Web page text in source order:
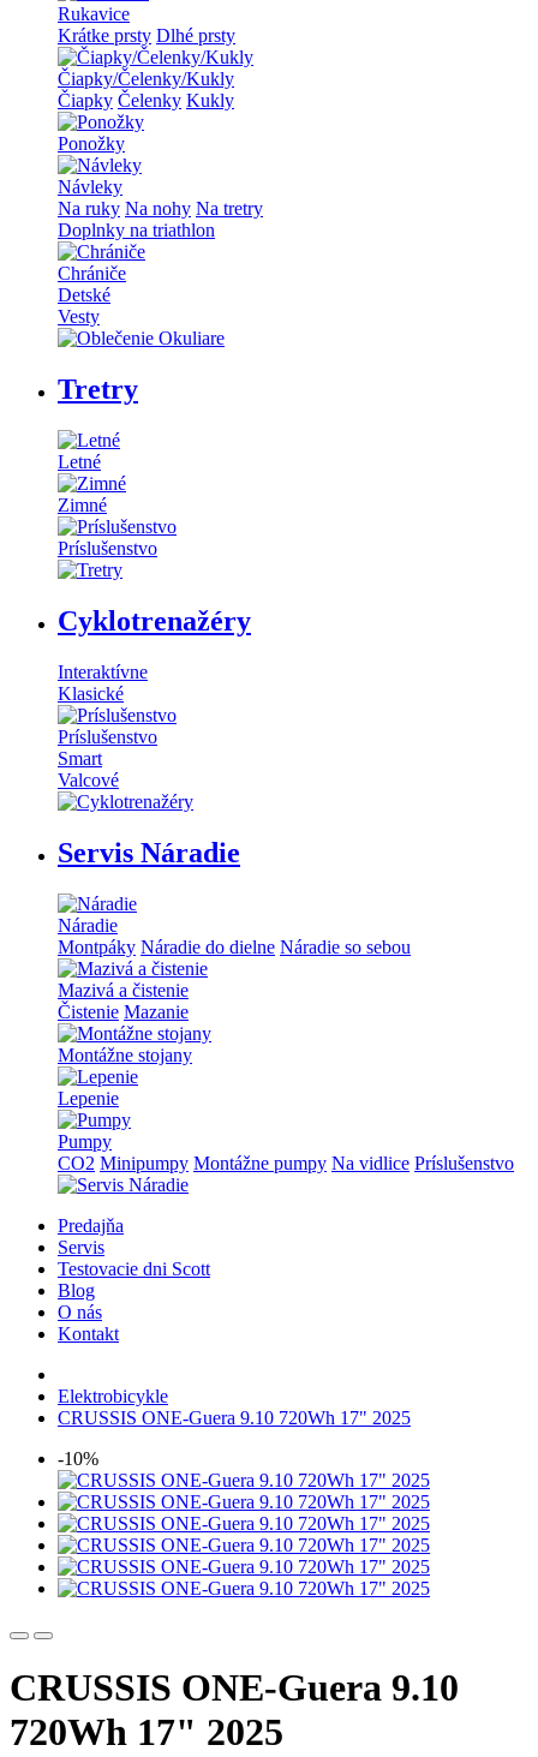
Rukavice
Krátke prsty Dlhé prsty
Čiapky/Čelenky/Kukly
Čiapky Čelenky Kukly
Ponožky
Návleky
Na ruky Na nohy Na tretry
Doplnky na triathlon
Chrániče
Detské
Vesty
Tretry
Letné
Zimné
Príslušenstvo
Cyklotrenažéry
Interaktívne
Klasické
Príslušenstvo
Smart
Valcové
Servis Náradie
Náradie
Montpáky Náradie do dielne Náradie so sebou
Mazivá a čistenie
Čistenie Mazanie
Montážne stojany
Lepenie
Pumpy
CO2 Minipumpy Montážne pumpy Na vidlice Príslušenstvo
Predajňa
Servis
Testovacie dni Scott
Blog
O nás
Kontakt
Elektrobicykle
CRUSSIS ONE-Guera 9.10 720Wh 17" 2025
-10%
CRUSSIS ONE-Guera 9.10
720Wh 17" 2025